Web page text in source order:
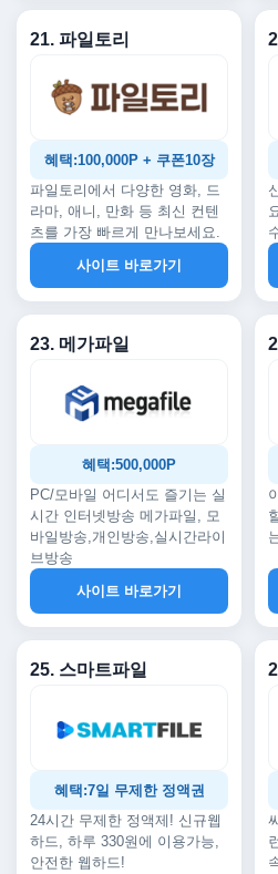
21. 파일토리
혜택:100,000P + 쿠폰10장
파일토리에서 다양한 영화, 드
라마, 애니, 만화 등 최신 컨텐
츠를 가장 빠르게 만나보세요.
사이트 바로가기
23. 메가파일
혜택:500,000P
PC/모바일 어디서도 즐기는 실
시간 인터넷방송 메가파일, 모
바일방송,개인방송,실시간라이
브방송
사이트 바로가기
25. 스마트파일
혜택:7일 무제한 정액권
24시간 무제한 정액제! 신규웹
하드, 하루 330원에 이용가능,
안전한 웹하드!